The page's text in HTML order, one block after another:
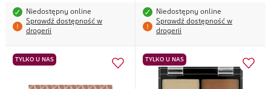
Niedostępny online
Sprawdź dostępność w
drogerii
Niedostępny online
Sprawdź dostępność w
drogerii
TYLKO U NAS TYLKO U NAS